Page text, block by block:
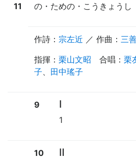
11
の・ための・こうきょう
作詩 ： 宗左近 ／ 作曲： 三
指揮 ： 栗山文昭 合唱 ： 栗
子、 田中瑤子
9 Ⅰ
1
10 Ⅱ